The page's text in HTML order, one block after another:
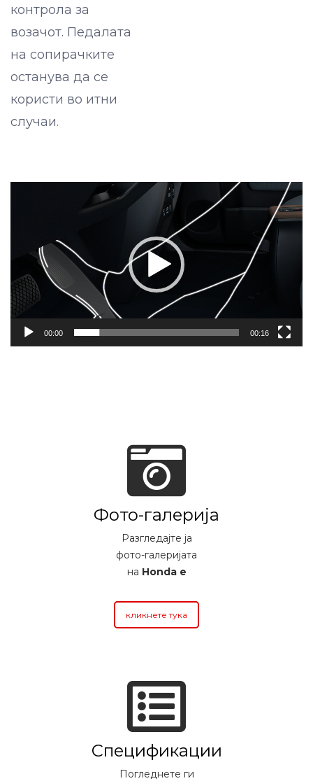
контрола за
возачот. Педалата
на сопирачките
останува да се
користи во итни
случаи.
00:00 00:16
Фото-галерија
Разгледајте ја
фото-галеријата
на Honda e
кликнете тука
Спецификации
Погледнете ги